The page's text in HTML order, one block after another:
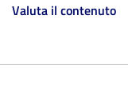
Valuta il contenuto